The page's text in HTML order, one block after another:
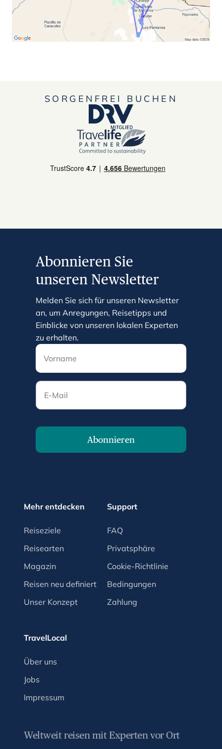
SORGENFREI BUCHEN
Abonnieren Sie
unseren Newsletter
Melden Sie sich für unseren Newsletter
an, um Anregungen, Reisetipps und
Einblicke von unseren lokalen Experten
zu erhalten.
E-Mail
Abonnieren
Mehr entdecken
Reiseziele
Reisearten
Magazin
Reisen neu definiert
Unser Konzept
Support
FAQ
Privatsphäre
Cookie-Richtlinie
Bedingungen
Zahlung
TravelLocal
Über uns
Jobs
Impressum
Weltweit reisen mit Experten vor Ort